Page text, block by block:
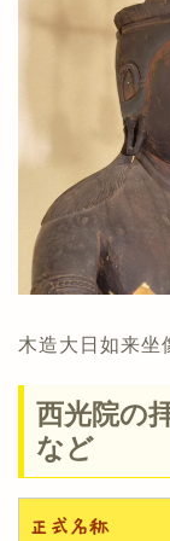
木造大日如来坐
西光院の
など
正式名称